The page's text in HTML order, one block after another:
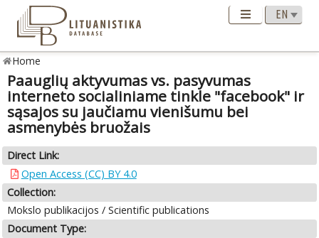
Home
Paauglių aktyvumas vs. pasyvumas
interneto socialiniame tinkle "facebook" ir
sąsajos su jaučiamu vienišumu bei
asmenybės bruožais
Direct Link:
Open Access (CC) BY 4.0
Collection:
Mokslo publikacijos / Scientific publications
Document Type: